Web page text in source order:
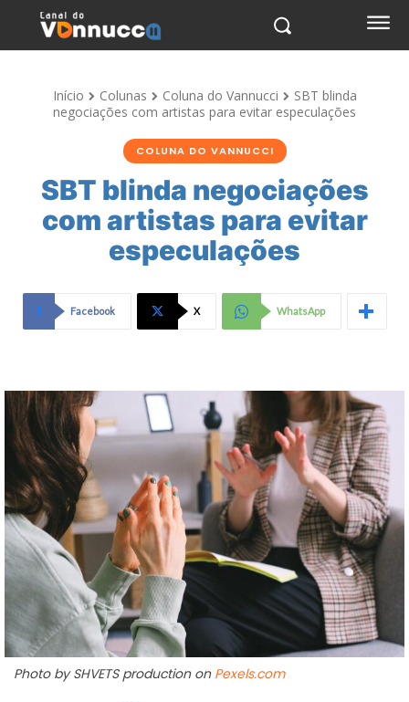
Início Colunas Coluna do Vannucci
SBT blinda
negociações com artistas para evitar especulações
COLUNA DO VANNUCCI
SBT blinda negociações
com artistas para evitar
especulações
Facebook X WhatsApp
Photo by SHVETS production on Pexels.com